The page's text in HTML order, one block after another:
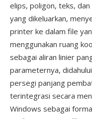
elips, poligon, teks,
yang dikeluarkan,
printer ke dalam file
menggunakan ruang
sebagai aliran linier
parameternya,
persegi panjang
terintegrasi secara
Windows sebagai